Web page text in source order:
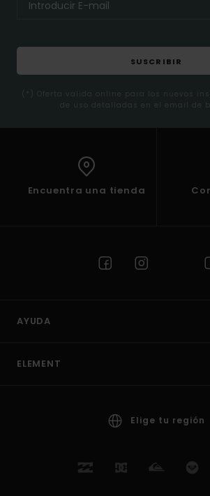
SUSCRIBIR
(*) Oferta valida online para los nuevos
de uso detalladas en el email de
Encuentra una tienda
AYUDA
ELEMENT
Elige tu región